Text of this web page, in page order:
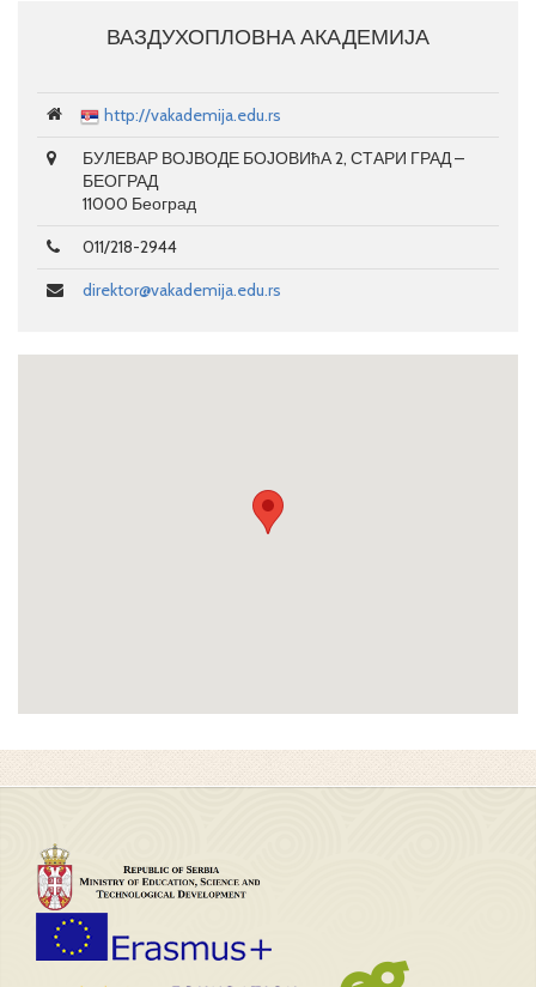
ВАЗДУХОПЛОВНА АКАДЕМИЈА
http://vakademija.edu.rs
БУЛЕВАР ВОЈВОДЕ БОЈОВИћА 2, СТАРИ ГРАД –
БЕОГРАД
11000 Београд
011/218-2944
direktor@vakademija.edu.rs